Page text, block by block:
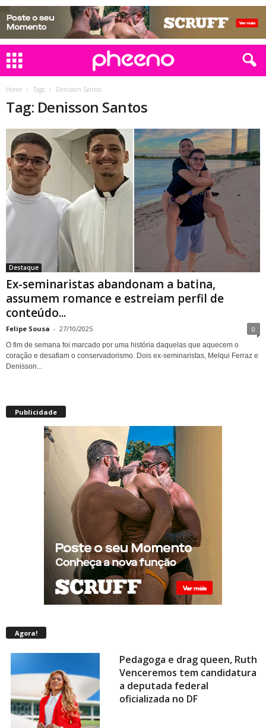
Home Tags Denisson Santos
Tag: Denisson Santos
Destaque
Ex-seminaristas abandonam a batina,
assumem romance e estreiam perfil de
conteúdo...
Felipe Sousa - 27/10/2025 0
O fim de semana foi marcado por uma história daquelas que aquecem o
coração e desafiam o conservadorismo. Dois ex-seminaristas, Melqui Ferraz e
Denisson...
Publicidade
Agora!
Pedagoga e drag queen, Ruth
Venceremos tem candidatura
a deputada federal
oficializada no DF